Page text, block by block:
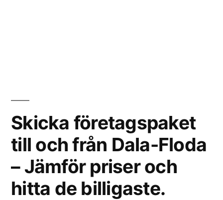
Skicka företagspaket
till och från Dala-Floda
– Jämför priser och
hitta de billigaste.